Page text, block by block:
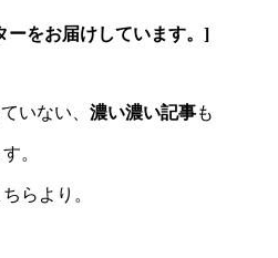
ーをお届けしています。]
いない、 濃い濃い記事も
。
らより。